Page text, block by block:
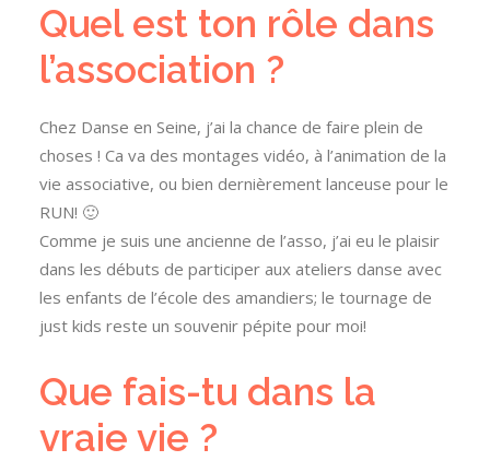
Quel est ton rôle dans
l’association ?
Chez Danse en Seine, j’ai la chance de faire plein de
choses ! Ca va des montages vidéo, à l’animation de la
vie associative, ou bien dernièrement lanceuse pour le
RUN! 🙂
Comme je suis une ancienne de l’asso, j’ai eu le plaisir
dans les débuts de participer aux ateliers danse avec
les enfants de l’école des amandiers; le tournage de
just kids reste un souvenir pépite pour moi!
Que fais-tu dans la
vraie vie ?